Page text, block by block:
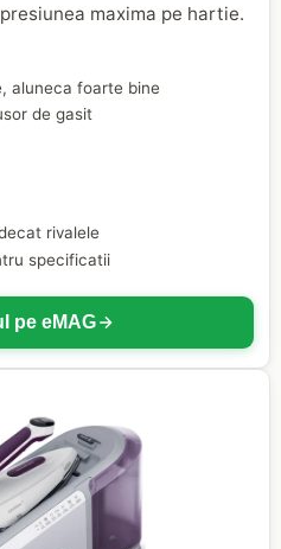
maxima pe hartie.
aluneca foarte bine
de gasit
rivalele
specificatii
pe eMAG